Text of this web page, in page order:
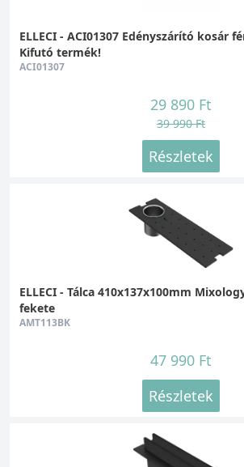
ELLECI - ACI01307 Edényszárító kosár
Kifutó termék!
ACI01307
29 890 Ft
39 990 Ft
Részletek
ELLECI - Tálca 410x137x100mm
fekete
AMT113BK
47 990 Ft
Részletek